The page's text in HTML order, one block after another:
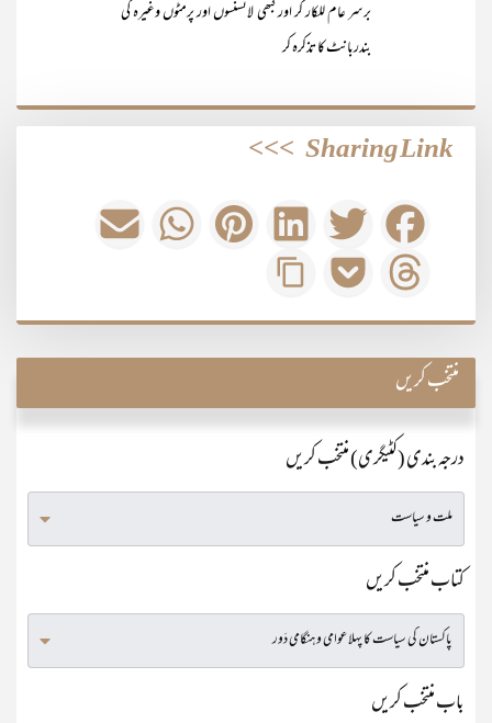
برسر عام للکار کر اور کبھی لائسنسوں اور پرمٹوں وغیرہ کی
بندربانٹ کا تذکرہ کر
Sharing Link
>>>
منتخب کریں
درجہ بندی (کٹیگری) منتخب کریں
کتاب منتخب کریں
باب منتخب کریں